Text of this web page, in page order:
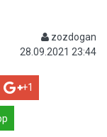
zozdogan
28.09.2021 23:44
+1